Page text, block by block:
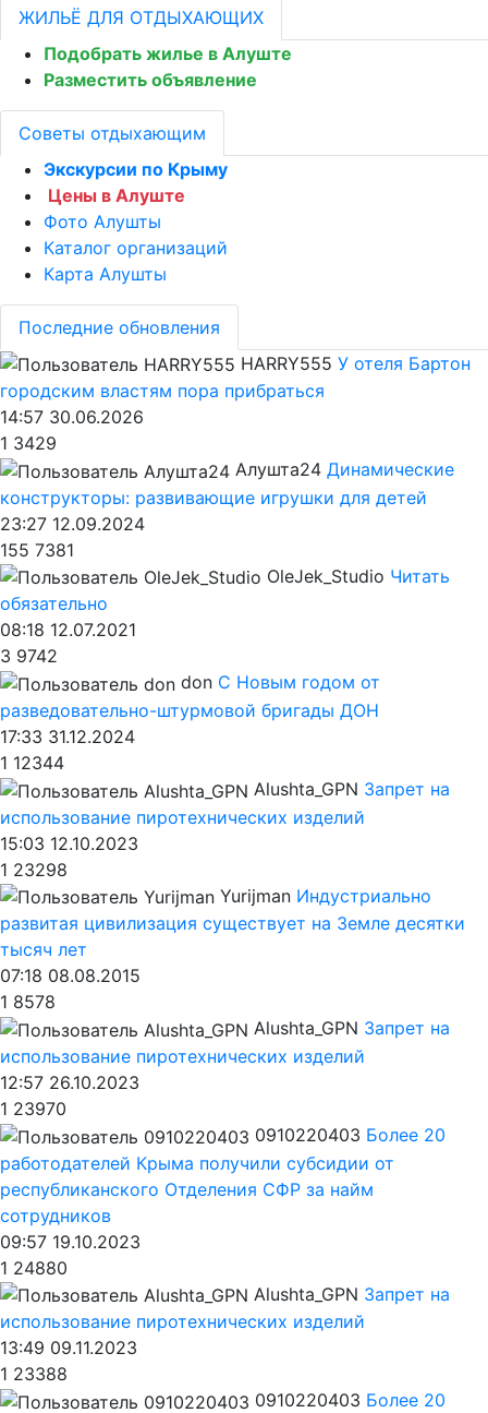
ЖИЛЬЁ ДЛЯ ОТДЫХАЮЩИХ
Подобрать жилье в Алуште
Разместить объявление
Советы отдыхающим
Экскурсии по Крыму
Цены в Алуште
Фото Алушты
Каталог организаций
Карта Алушты
Последние обновления
HARRY555 У отеля Бартон
городским властям пора прибраться
14:57 30.06.2026
1 3429
Алушта24 Динамические
конструкторы: развивающие игрушки для детей
23:27 12.09.2024
155 7381
OleJek_Studio Читать
обязательно
08:18 12.07.2021
3 9742
don С Новым годом от
разведовательно-штурмовой бригады ДОН
17:33 31.12.2024
1 12344
Alushta_GPN Запрет на
использование пиротехнических изделий
15:03 12.10.2023
1 23298
Yurijman Индустриально
развитая цивилизация существует на Земле десятки
тысяч лет
07:18 08.08.2015
1 8578
Alushta_GPN Запрет на
использование пиротехнических изделий
12:57 26.10.2023
1 23970
0910220403 Более 20
работодателей Крыма получили субсидии от
республиканского Отделения СФР за найм
сотрудников
09:57 19.10.2023
1 24880
Alushta_GPN Запрет на
использование пиротехнических изделий
13:49 09.11.2023
1 23388
0910220403 Более 20